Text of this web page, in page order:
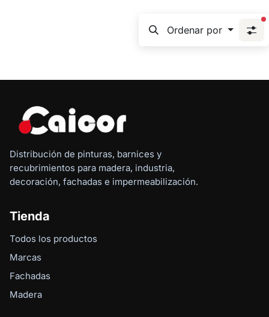
Ordenar por
Distribución de pinturas, barnices y
recubrimientos para madera, industria,
decoración, fachadas e impermeabilización.
Tienda
Todos los productos
Marcas
Fachadas
Madera